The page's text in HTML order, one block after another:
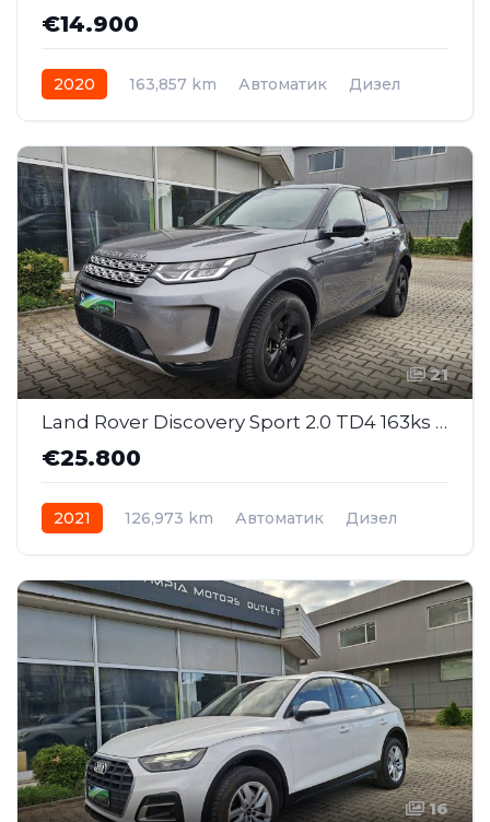
€14.900
2020 163,857 km Автоматик Дизел
21
Land Rover Discovery Sport 2.0 TD4 163ks S 4WD AT (SAJ014)
€25.800
2021 126,973 km Автоматик Дизел
16